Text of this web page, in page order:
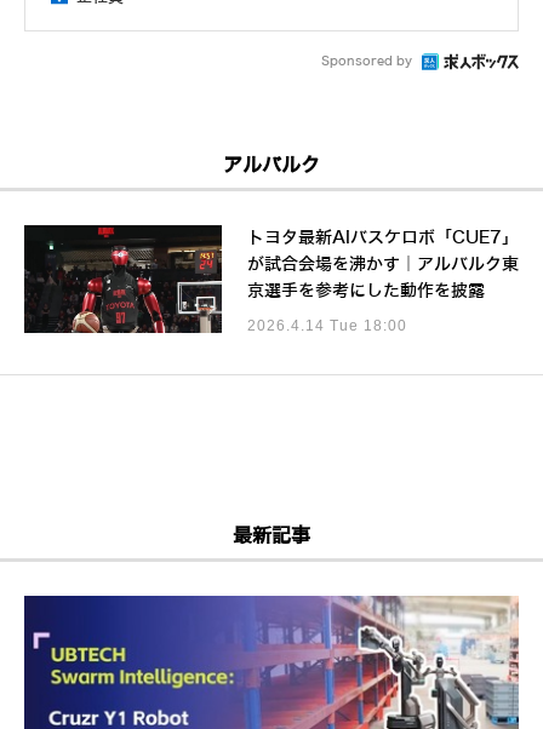
Sponsored by
アルバルク
トヨタ最新AIバスケロボ「CUE7」
が試合会場を沸かす｜アルバルク東
京選手を参考にした動作を披露
2026.4.14 Tue 18:00
最新記事